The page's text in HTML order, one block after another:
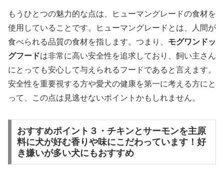
もうひとつの魅力的な点は、ヒューマングレードの食材を
使用していることです。ヒューマングレードとは、人間が
食べられる品質の食材を指します。つまり、 モグワンドッ
グフードは非常に高い安全性を追求しており、飼い主さん
にとっても安心して与えられるフードであると言えます。
安全性を重要視する方や愛犬の健康を第一に考える方にと
って、この点は見逃せないポイントかもしれません。
おすすめポイント３・チキンとサーモンを主原
料に犬が好む香りや味にこだわっています！好
き嫌いが多い犬にもおすすめ